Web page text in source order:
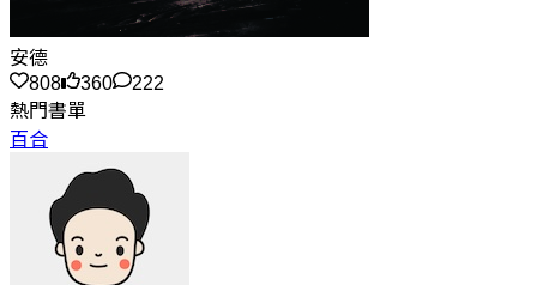
安德
808
360
222
熱門書單
百合